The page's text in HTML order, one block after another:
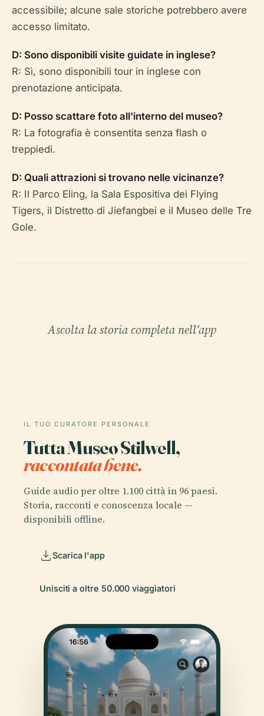
accessibile; alcune sale storiche potrebbero avere
accesso limitato.
D: Sono disponibili visite guidate in inglese?
R: Sì, sono disponibili tour in inglese con
prenotazione anticipata.
D: Posso scattare foto all'interno del museo?
R: La fotografia è consentita senza flash o
treppiedi.
D: Quali attrazioni si trovano nelle vicinanze?
R: Il Parco Eling, la Sala Espositiva dei Flying
Tigers, il Distretto di Jiefangbei e il Museo delle Tre
Gole.
Ascolta la storia completa nell'app
IL TUO CURATORE PERSONALE
Tutta Museo Stilwell,
raccontata bene.
Guide audio per oltre 1.100 città in 96 paesi.
Storia, racconti e conoscenza locale —
disponibili offline.
Scarica l'app
Unisciti a oltre 50.000 viaggiatori